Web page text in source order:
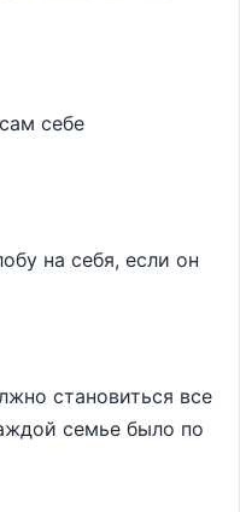
себе
на себя, если он
становиться все
семье было по